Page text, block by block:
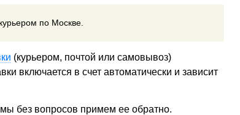
по Москве.
(курьером, почтой или самовывоз)
включается в счет автоматически и зависит
без вопросов примем ее обратно.